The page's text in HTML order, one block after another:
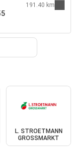
191.40 km
L. STROETMANN
GROSSMARKT